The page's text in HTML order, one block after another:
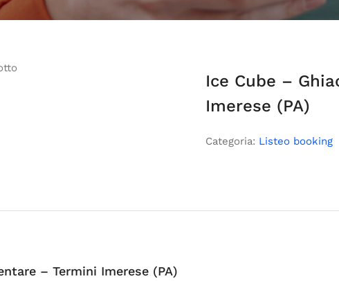
Ice Cube –
Imerese (PA)
Categoria: Listeo booking
– Termini Imerese (PA)